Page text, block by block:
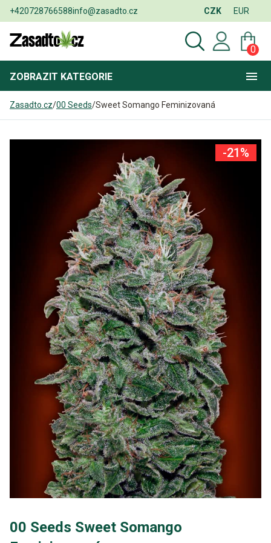
+420728766588info@zasadto.cz CZK EUR
0
ZOBRAZIT KATEGORIE
Zasadto.cz/00 Seeds/Sweet Somango Feminizovaná
00 Seeds Sweet Somango
-21%